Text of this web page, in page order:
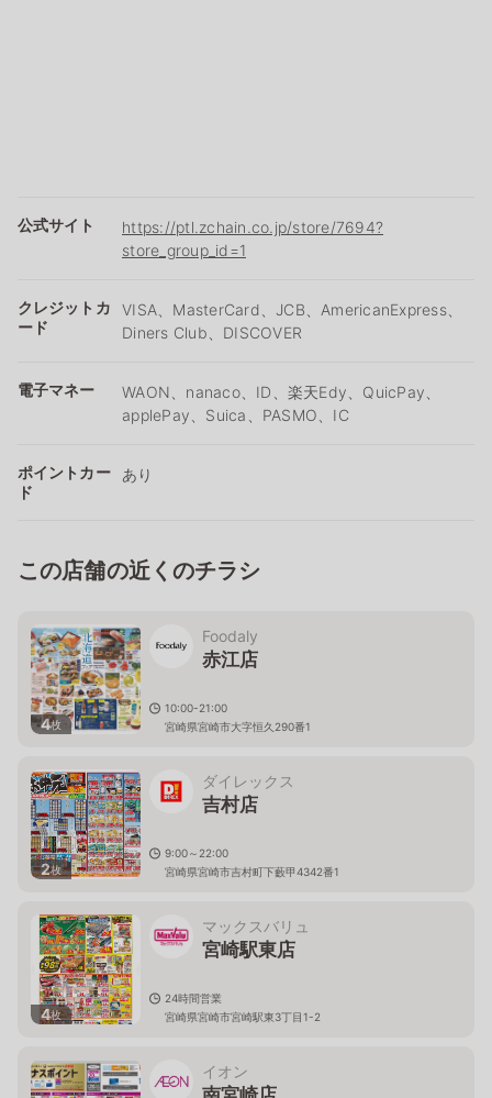
公式サイト
https://ptl.zchain.co.jp/store/7694?
store_group_id=1
クレジットカ
ード
VISA、MasterCard、JCB、AmericanExpress、
Diners Club、DISCOVER
電子マネー
WAON、nanaco、ID、楽天Edy、QuicPay、
applePay、Suica、PASMO、IC
ポイントカー
ド
あり
この店舗の近くのチラシ
4枚
Foodaly
赤江店
10:00-21:00
宮崎県宮崎市大字恒久290番1
2枚
ダイレックス
吉村店
9:00～22:00
宮崎県宮崎市吉村町下藪甲4342番1
4枚
マックスバリュ
宮崎駅東店
24時間営業
宮崎県宮崎市宮崎駅東3丁目1-2
イオン